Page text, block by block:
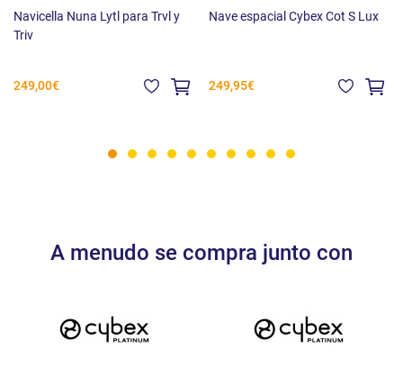
Nave espacial Lux Carry Cot
Manual de usuario
Navicella Nuna Lytl para Trvl y
Triv
249,00€
Nave espacial Cybex Cot S Lux
249,95€
A menudo se compra junto con